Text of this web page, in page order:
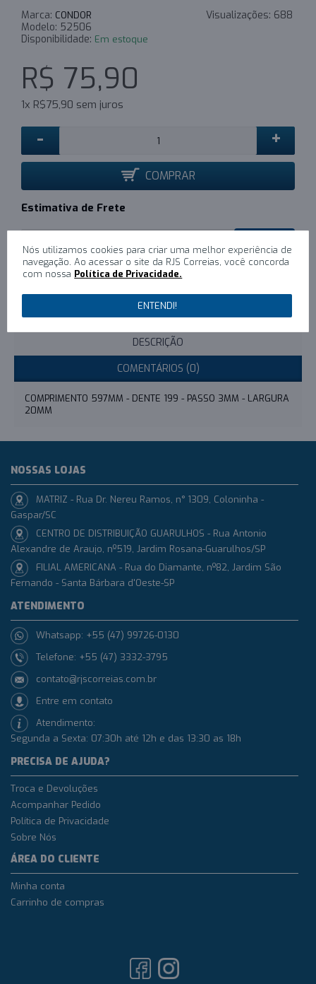
Visualizações: 688
Marca: CONDOR
Modelo: 52506
Disponibilidade: Em estoque
R$ 75,90
1x R$75,90 sem juros
- +
COMPRAR
Estimativa de Frete
Escreva um comentário
DESCRIÇÃO
COMENTÁRIOS (0)
COMPRIMENTO 597MM - DENTE 199 - PASSO 3MM - LARGURA
20MM
Nós utilizamos cookies para criar uma melhor experiência de
navegação. Ao acessar o site da RJS Correias, você concorda
com nossa Política de Privacidade.
ENTENDI!
NOSSAS LOJAS
MATRIZ - Rua Dr. Nereu Ramos, n° 1309, Coloninha -
Gaspar/SC
CENTRO DE DISTRIBUIÇÃO GUARULHOS - Rua Antonio
Alexandre de Araujo, nº519, Jardim Rosana-Guarulhos/SP
FILIAL AMERICANA - Rua do Diamante, nº82, Jardim São
Fernando - Santa Bárbara d'Oeste-SP
ATENDIMENTO
Whatsapp: +55 (47) 99726-0130
Telefone: +55 (47) 3332-3795
contato@rjscorreias.com.br
Entre em contato
Atendimento:
Segunda a Sexta: 07:30h até 12h e das 13:30 as 18h
PRECISA DE AJUDA?
Troca e Devoluções
Acompanhar Pedido
Política de Privacidade
Sobre Nós
ÁREA DO CLIENTE
Minha conta
Carrinho de compras